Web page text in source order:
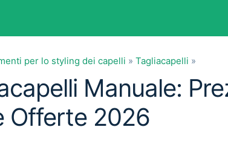
per lo styling dei capelli » Tagliacapelli »
Manuale:
Offerte 2026